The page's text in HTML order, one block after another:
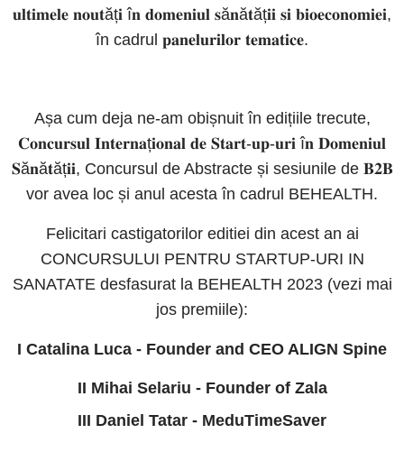
𝐮𝐥𝐭𝐢𝐦𝐞𝐥𝐞 𝐧𝐨𝐮𝐭ăț𝐢 î𝐧 𝐝𝐨𝐦𝐞𝐧𝐢𝐮𝐥 𝐬ă𝐧ă𝐭ăț𝐢𝐢 𝐬𝐢 𝐛𝐢𝐨𝐞𝐜𝐨𝐧𝐨𝐦𝐢𝐞𝐢,
în cadrul 𝐩𝐚𝐧𝐞𝐥𝐮𝐫𝐢𝐥𝐨𝐫 𝐭𝐞𝐦𝐚𝐭𝐢𝐜𝐞.
Așa cum deja ne-am obișnuit în edițiile trecute,
𝐂𝐨𝐧𝐜𝐮𝐫𝐬𝐮𝐥 𝐈𝐧𝐭𝐞𝐫𝐧𝐚ț𝐢𝐨𝐧𝐚𝐥 𝐝𝐞 𝐒𝐭𝐚𝐫𝐭-𝐮𝐩-𝐮𝐫𝐢 î𝐧 𝐃𝐨𝐦𝐞𝐧𝐢𝐮𝐥
𝐒ă𝐧ă𝐭ăț𝐢𝐢, Concursul de Abstracte și sesiunile de 𝐁𝟐𝐁
vor avea loc și anul acesta în cadrul BEHEALTH.
Felicitari castigatorilor editiei din acest an ai
CONCURSULUI PENTRU STARTUP-URI IN
SANATATE desfasurat la BEHEALTH 2023 (vezi mai
jos premiile):
I Catalina Luca - Founder and CEO ALIGN Spine
II Mihai Selariu - Founder of Zala
III Daniel Tatar - MeduTimeSaver